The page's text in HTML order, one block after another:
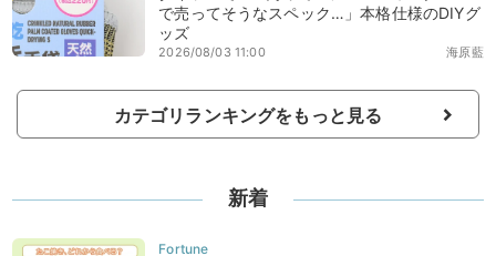
で売ってそうなスペック…」本格仕様のDIYグ
ッズ
海原藍
2026/08/03 11:00
カテゴリランキングをもっと見る
新着